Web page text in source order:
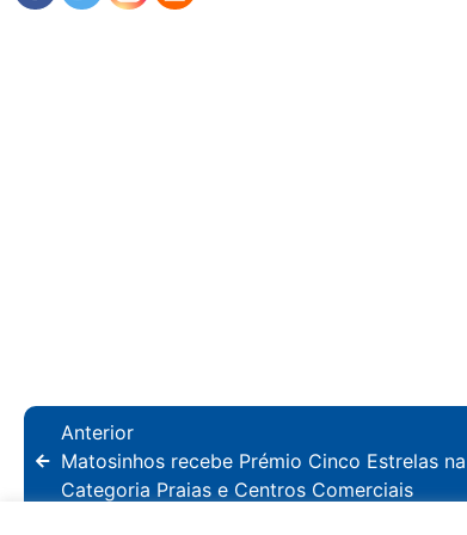
Anterior
Matosinhos recebe Prémio Cinco Estrelas na
Categoria Praias e Centros Comerciais